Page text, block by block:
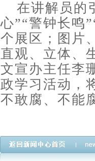
在讲解员的
心”“警钟长鸣
个展区；图片
直观、立体、
文宣办主任李
政学习活动，
不敢腐、不能